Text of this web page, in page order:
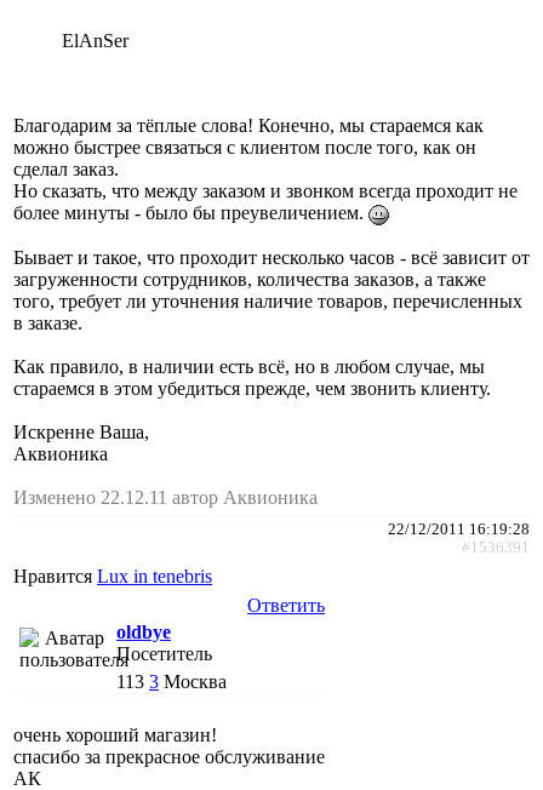
ElAnSer
Благодарим за тёплые слова! Конечно, мы стараемся как
можно быстрее связаться с клиентом после того, как он
сделал заказ.
Но сказать, что между заказом и звонком всегда проходит не
более минуты - было бы преувеличением.
Бывает и такое, что проходит несколько часов - всё зависит от
загруженности сотрудников, количества заказов, а также
того, требует ли уточнения наличие товаров, перечисленных
в заказе.
Как правило, в наличии есть всё, но в любом случае, мы
стараемся в этом убедиться прежде, чем звонить клиенту.
Искренне Ваша,
Аквионика
Изменено 22.12.11 автор Аквионика
22/12/2011 16:19:28
#1536391
Нравится Lux in tenebris
Ответить
oldbye
Посетитель
113 3 Москва
очень хороший магазин!
спасибо за прекрасное обслуживание
АК